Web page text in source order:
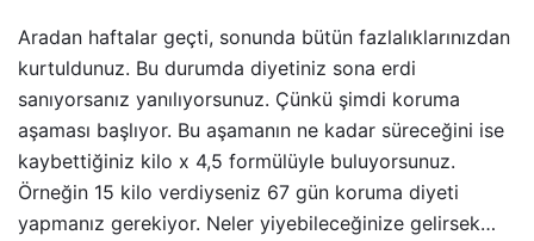
Aradan haftalar geçti, sonunda bütün fazlalıklarınızdan
kurtuldunuz. Bu durumda diyetiniz sona erdi
sanıyorsanız yanılıyorsunuz. Çünkü şimdi koruma
aşaması başlıyor. Bu aşamanın ne kadar süreceğini ise
kaybettiğiniz kilo x 4,5 formülüyle buluyorsunuz.
Örneğin 15 kilo verdiyseniz 67 gün koruma diyeti
yapmanız gerekiyor. Neler yiyebileceğinize gelirsek…